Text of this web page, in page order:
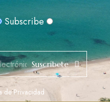
Subscribe
Suscribete
de Privacidad